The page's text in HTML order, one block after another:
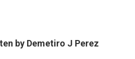
by Demetiro J Perez